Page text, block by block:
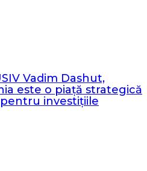
Vadim Dashut,
este o piață strategică
investițiile